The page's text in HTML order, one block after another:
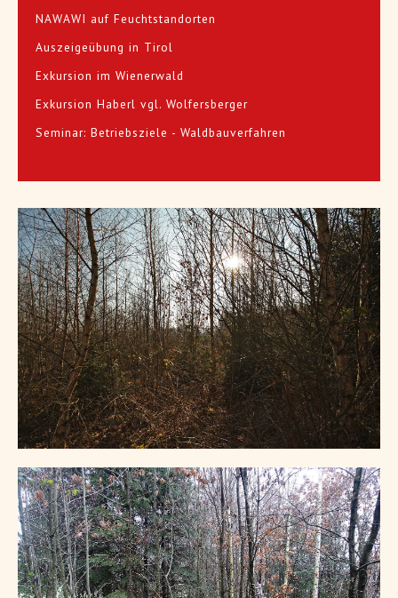
NAWAWI auf Feuchtstandorten
Auszeigeübung in Tirol
Exkursion im Wienerwald
Exkursion Haberl vgl. Wolfersberger
Seminar: Betriebsziele - Waldbauverfahren